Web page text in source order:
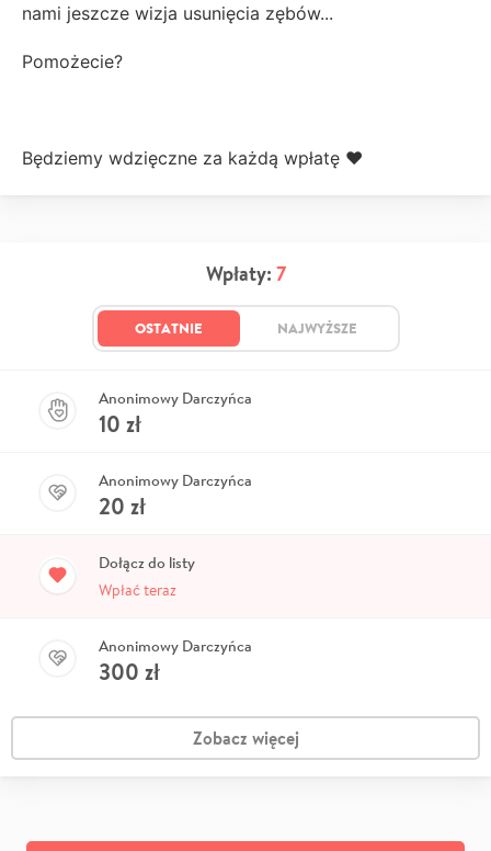
nami jeszcze wizja usunięcia zębów...
Pomożecie?
Będziemy wdzięczne za każdą wpłatę ❤️
Wpłaty: 7
OSTATNIE NAJWYŻSZE
Anonimowy Darczyńca
10 zł
Anonimowy Darczyńca
20 zł
Dołącz do listy
Wpłać teraz
Anonimowy Darczyńca
300 zł
Zobacz więcej